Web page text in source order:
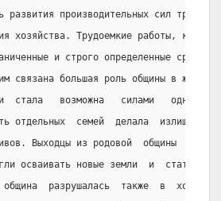
развития производительных сил
хозяйства. Трудоемкие работы,
и строго определенные сроки,
связана большая роль общины в жизни
стала   возможна   силами   одной
отдельных  семей  делала  излишним
Выходцы из родовой  общины  уже
осваивать новые земли  и  стать
община  разрушалась  также  в  ходе